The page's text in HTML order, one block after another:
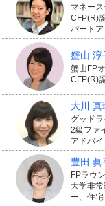
マネー
CFP(R)
パート
蟹山 淳
蟹山FP
CFP(R)
大川 真
グッド
2級ファ
アドバ
豊田 眞
FPラウ
大学非
ー、住